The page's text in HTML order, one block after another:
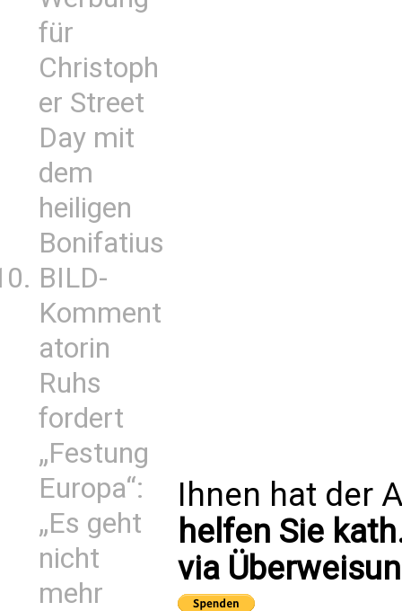
für
Christoph
er Street
Day mit
dem
heiligen
Bonifatius
BILD-
Komment
atorin
Ruhs
fordert
„Festung
Europa“:
„Es geht
nicht
mehr
Ihnen hat der
helfen Sie
via